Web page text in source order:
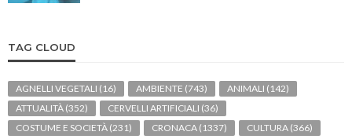
TAG CLOUD
AGNELLI VEGETALI (16) AMBIENTE (743) ANIMALI (142)
ATTUALITÀ (352) CERVELLI ARTIFICIALI (36)
COSTUME E SOCIETÀ (231) CRONACA (1337) CULTURA (366)